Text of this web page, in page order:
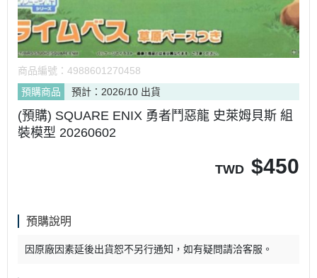
商品編號： 4988601270458
預購商品
預計：2026/10 出貨
(預購) SQUARE ENIX 勇者鬥惡龍 史萊姆貝斯 組
裝模型 20260602
TWD $450
預購說明
因原廠因素延後出貨恕不另行通知，如有疑問請洽客服。